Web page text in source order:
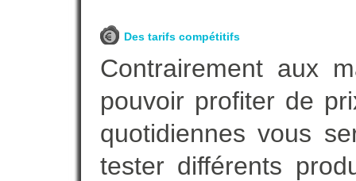
Des tarifs compétitifs
Contrairement aux
pouvoir profiter de
quotidiennes vous
tester différents